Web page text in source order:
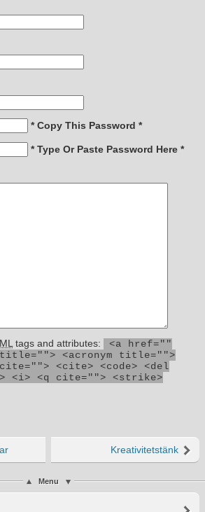
* Copy This Password *
* Type Or Paste Password Here *
tags and attributes:
<a href=""
<acronym title="">
<cite> <code> <del
<i> <q cite=""> <strike>
Kreativitetstänk
Menu